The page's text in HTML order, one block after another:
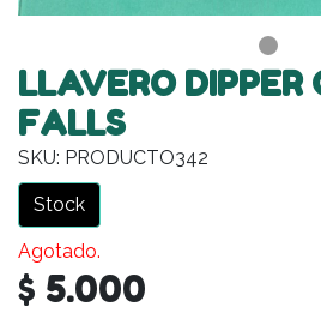
LLAVERO DIPPER
FALLS
SKU: PRODUCTO342
Stock
Agotado.
$ 5.000